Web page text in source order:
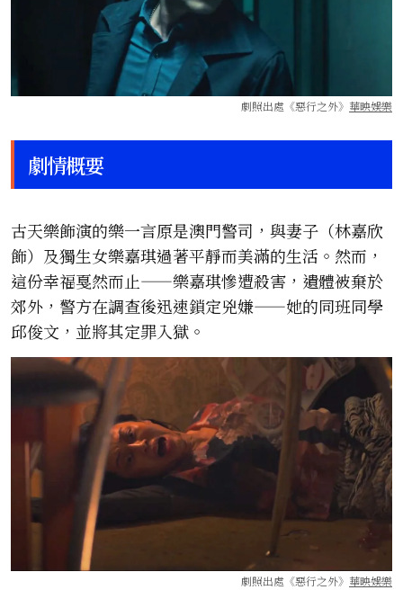
劇照出處《惡行之外》 華映娛樂
劇情概要
古天樂飾演的樂一言原是澳門警司，與妻子（林嘉欣
飾）及獨生女樂嘉琪過著平靜而美滿的生活。然而，
這份幸福戛然而止——樂嘉琪慘遭殺害，遺體被棄於
郊外，警方在調查後迅速鎖定兇嫌——她的同班同學
邱俊文，並將其定罪入獄。
劇照出處《惡行之外》 華映娛樂